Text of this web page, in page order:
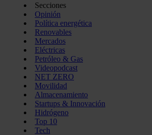
Secciones
Opinión
Política energética
Renovables
Mercados
Eléctricas
Petróleo & Gas
Videopodcast
NET ZERO
Movilidad
Almacenamiento
Startups & Innovación
Hidrógeno
Top 10
Tech